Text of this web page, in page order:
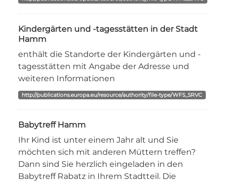
Kindergärten und -tagesstätten in der Stadt
Hamm
enthält die Standorte der Kindergärten und -
tagesstätten mit Angabe der Adresse und
weiteren Informationen
http://publications.europa.eu/resource/authority/file-type/WFS_SRVC
Babytreff Hamm
Ihr Kind ist unter einem Jahr alt und Sie
möchten sich mit anderen Müttern treffen?
Dann sind Sie herzlich eingeladen in den
Babytreff Rabatz in Ihrem Stadtteil. Die